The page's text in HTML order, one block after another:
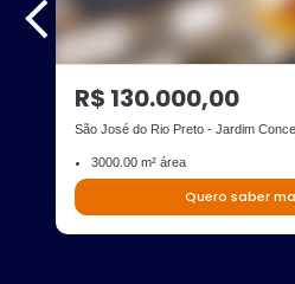
R$ 130.000,00
São José do Rio Preto - Jardim
3000.00 m² área
Quero saber